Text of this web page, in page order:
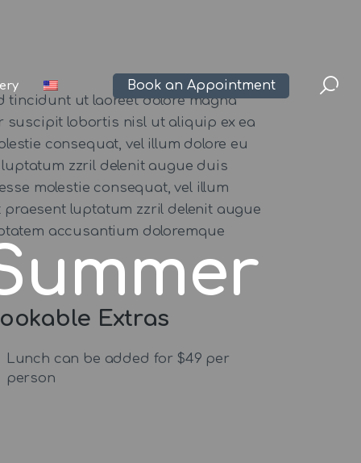
Book an Appointment
tincidunt ut laoreet dolore magna
suscipit lobortis nisl ut aliquip ex ea
consequat, vel illum dolore eu
zzril delenit augue duis
molestie consequat, vel illum
luptatum zzril delenit augue
accusantium doloremque
Extras
Lunch can be added for $49 per
person